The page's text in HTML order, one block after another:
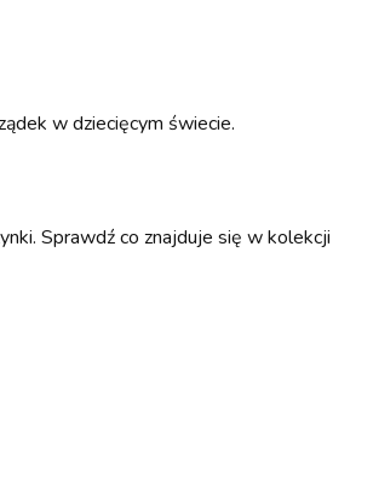
w dziecięcym świecie.
Sprawdź co znajduje się w kolekcji